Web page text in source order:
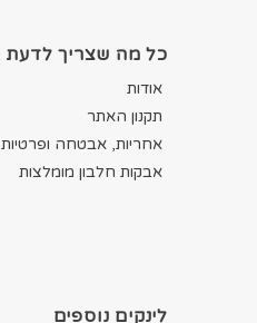
כל מה שצריך לדעת
אודות
תקנון האתר
אחריות, אבטחה ופרטיות
אבקות חלבון מומלצות
לינקים נוספים